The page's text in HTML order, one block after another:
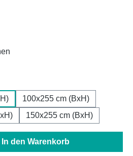
100x255 cm (BxH)
150x255 cm (BxH)
Wert ein
In den Warenkorb